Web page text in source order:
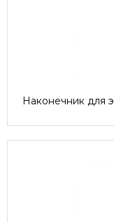
Наконечник для